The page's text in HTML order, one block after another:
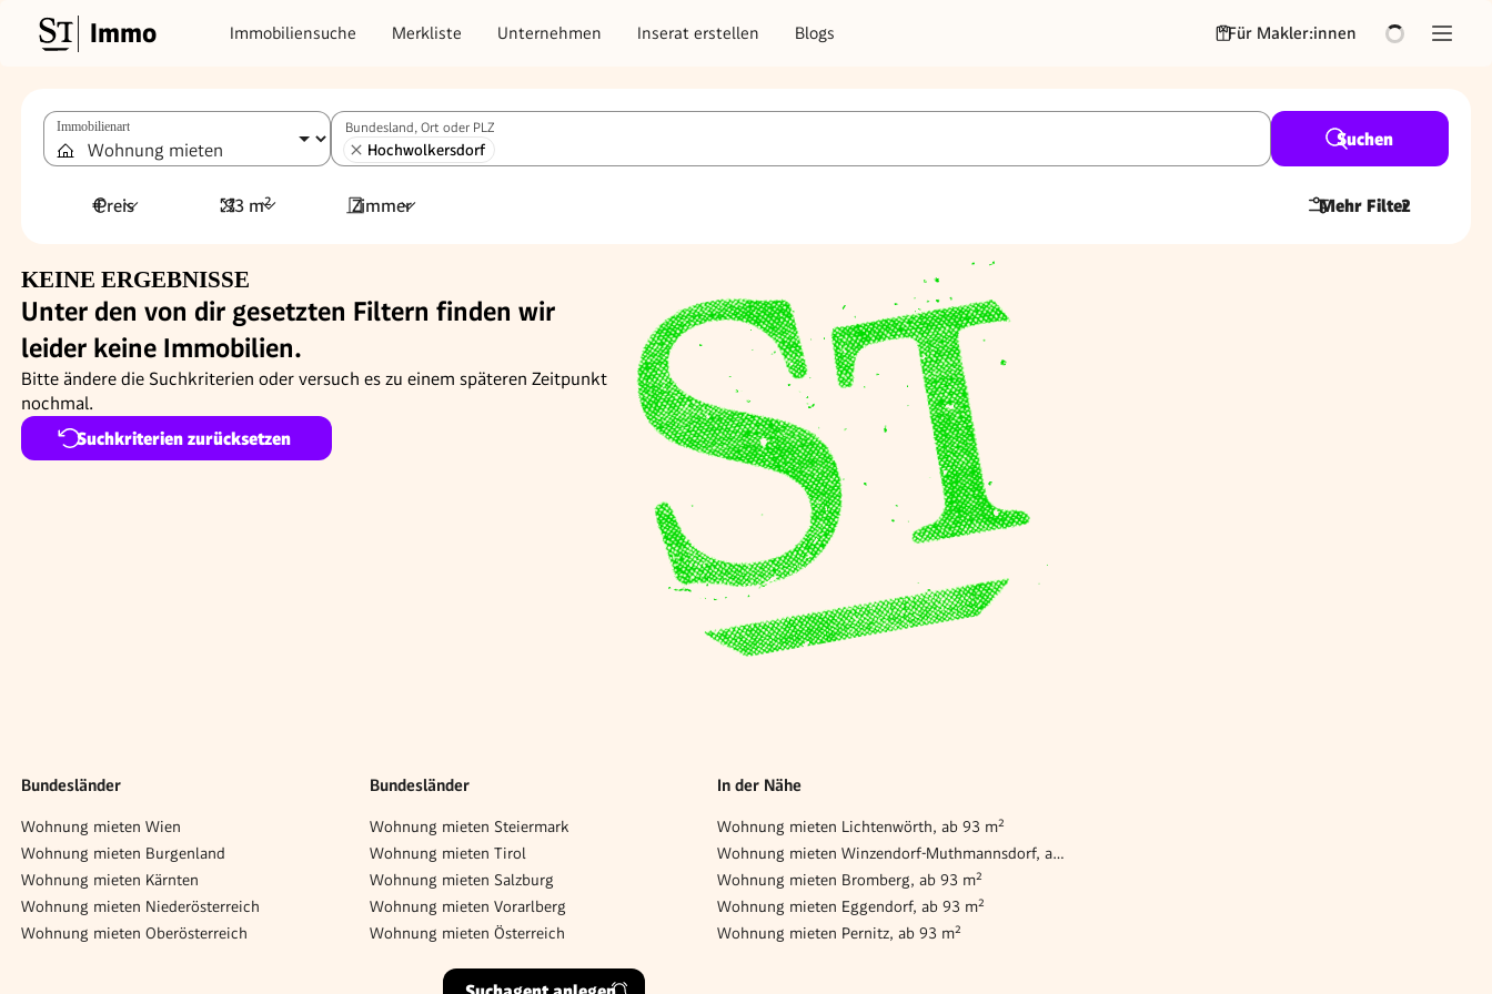
Immo Immobiliensuche Merkliste Unternehmen Inserat erstellen Blogs Für Makler:innen
Immobilienart Bundesland, Ort oder PLZ
Hochwolkersdorf
Suchen
Preis 93 m² Zimmer Mehr Filter
2
KEINE ERGEBNISSE
Unter den von dir gesetzten Filtern finden wir
leider keine Immobilien.
Bitte ändere die Suchkriterien oder versuch es zu einem späteren Zeitpunkt
nochmal.
Suchkriterien zurücksetzen
Bundesländer
Wohnung mieten Wien
Wohnung mieten Burgenland
Wohnung mieten Kärnten
Wohnung mieten Niederösterreich
Wohnung mieten Oberösterreich
Bundesländer
Wohnung mieten Steiermark
Wohnung mieten Tirol
Wohnung mieten Salzburg
Wohnung mieten Vorarlberg
Wohnung mieten Österreich
In der Nähe
Wohnung mieten Lichtenwörth, ab 93 m²
Wohnung mieten Winzendorf-Muthmannsdorf, ab 93 m²
Wohnung mieten Bromberg, ab 93 m²
Wohnung mieten Eggendorf, ab 93 m²
Wohnung mieten Pernitz, ab 93 m²